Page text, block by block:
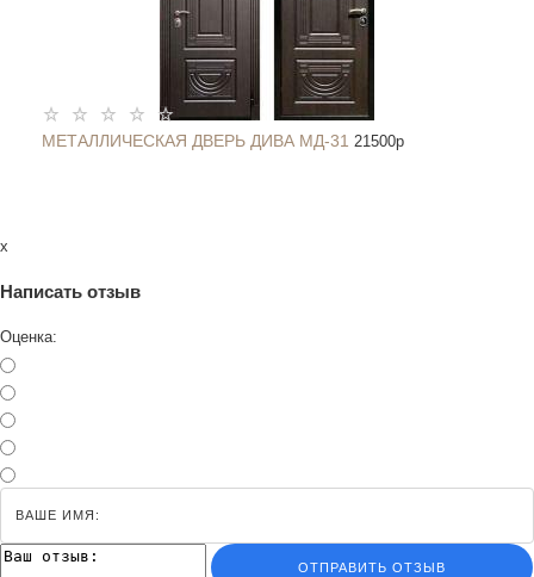
МЕТАЛЛИЧЕСКАЯ ДВЕРЬ ДИВА МД-31 21500p
x
Написать отзыв
Оценка:
ОТПРАВИТЬ ОТЗЫВ